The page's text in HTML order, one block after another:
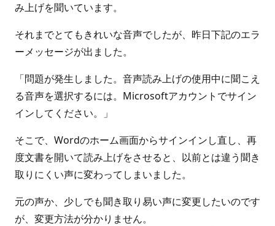
み上げを聞いています。
それまでとてもきれいな音声でしたが、昨日下記のエラ
ーメッセージが出ました。
「問題が発生しました。音声読み上げの使用中に聞こえ
る音声を選択するには。Microsoftアカウントでサイン
インしてください。」
そこで、Wordのホーム画面からサインインし直し、再
度文書を開いて読み上げをさせると、以前とは違う聞き
取りにくい声に変わってしまいました。
元の声か、少しでも聞き取り易い声に変更したいのです
が、変更方法が分かりません。